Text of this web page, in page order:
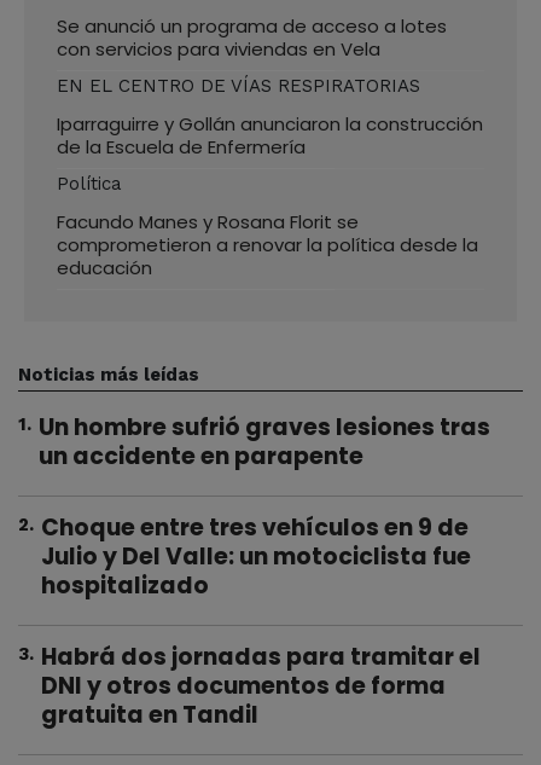
Se anunció un programa de acceso a lotes
con servicios para viviendas en Vela
EN EL CENTRO DE VÍAS RESPIRATORIAS
Iparraguirre y Gollán anunciaron la construcción
de la Escuela de Enfermería
Política
Facundo Manes y Rosana Florit se
comprometieron a renovar la política desde la
educación
Noticias más leídas
1. Un hombre sufrió graves lesiones tras
un accidente en parapente
2. Choque entre tres vehículos en 9 de
Julio y Del Valle: un motociclista fue
hospitalizado
3. Habrá dos jornadas para tramitar el
DNI y otros documentos de forma
gratuita en Tandil